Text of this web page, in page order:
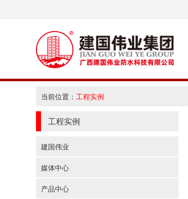
当前位置： 工程实例
工程实例
建国伟业
媒体中心
产品中心